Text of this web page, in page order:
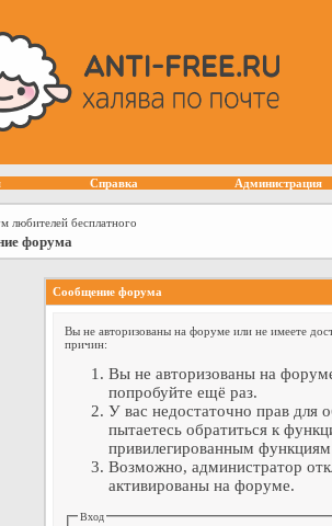
Справка Администрация
любителей бесплатного
форума
Сообщение форума
Вы не авторизованы на форуме или не имеете
причин:
Вы не авторизованы на
попробуйте ещё раз.
У вас недостаточно прав для
пытаетесь обратиться к
привилегированным
Возможно, администратор
активированы на форуме.
Вход